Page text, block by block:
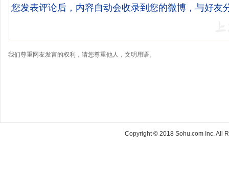
我们尊重网友发言的权利，请您尊重他人，文明用语。
Copyright © 2018 Sohu.com Inc. All